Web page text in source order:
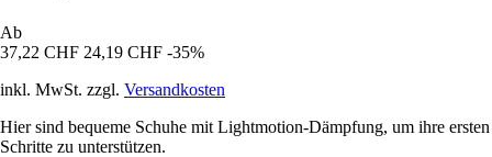
Ab
37,22 CHF 24,19 CHF -35%
inkl. MwSt. zzgl. Versandkosten
Hier sind bequeme Schuhe mit Lightmotion-Dämpfung, um ihre ersten
Schritte zu unterstützen.